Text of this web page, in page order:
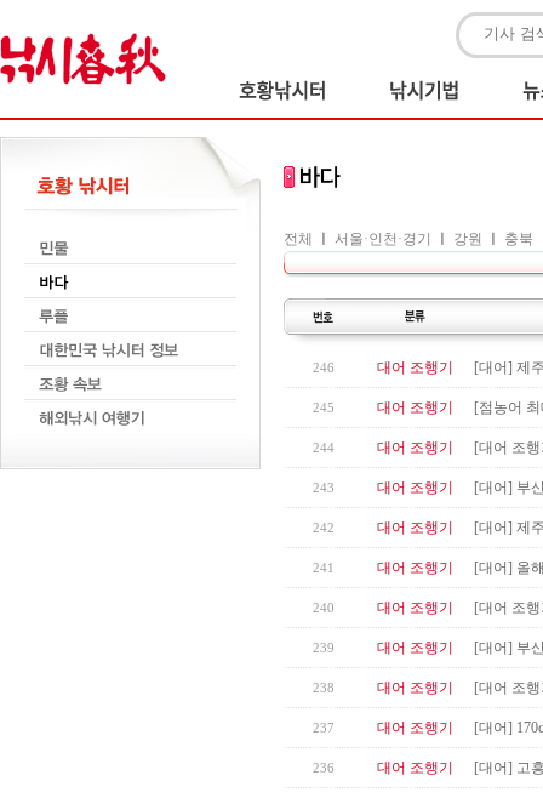
전체 서울·인천·경기 강원 충북
246 대어 조행기 [대어] 제
245 대어 조행기 [점농어
244 대어 조행기 [대어 조
243 대어 조행기 [대어] 부
242 대어 조행기 [대어] 제
241 대어 조행기 [대어] 올
240 대어 조행기 [대어 조
239 대어 조행기 [대어] 부
238 대어 조행기 [대어 조
237 대어 조행기 [대어]
236 대어 조행기 [대어] 고